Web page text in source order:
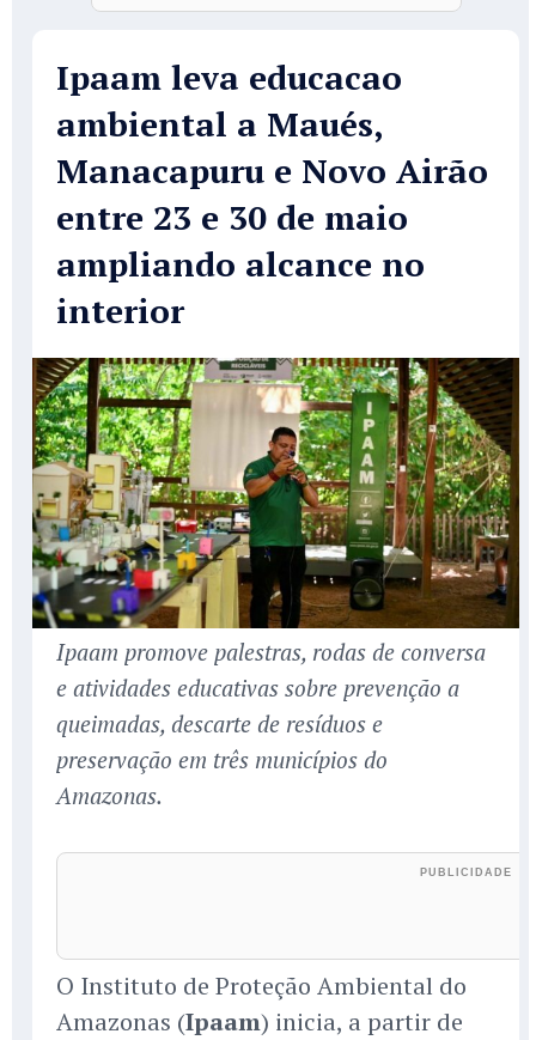
Ipaam leva educacao
ambiental a Maués,
Manacapuru e Novo Airão
entre 23 e 30 de maio
ampliando alcance no
interior
Ipaam promove palestras, rodas de conversa
e atividades educativas sobre prevenção a
queimadas, descarte de resíduos e
preservação em três municípios do
Amazonas.
O Instituto de Proteção Ambiental do
Amazonas (Ipaam) inicia, a partir de